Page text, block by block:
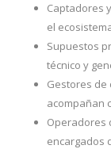
Captadores
el
Supuestos
técnico y
Gestores de
acompañan
Operadores
encargados